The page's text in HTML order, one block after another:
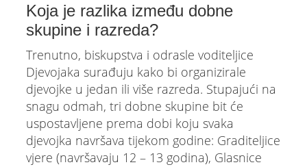
Koja je razlika između dobne
skupine i razreda?
Trenutno, biskupstva i odrasle voditeljice
Djevojaka surađuju kako bi organizirale
djevojke u jedan ili više razreda. Stupajući na
snagu odmah, tri dobne skupine bit će
uspostavljene prema dobi koju svaka
djevojka navršava tijekom godine: Graditeljice
vjere (navršavaju 12 – 13 godina), Glasnice